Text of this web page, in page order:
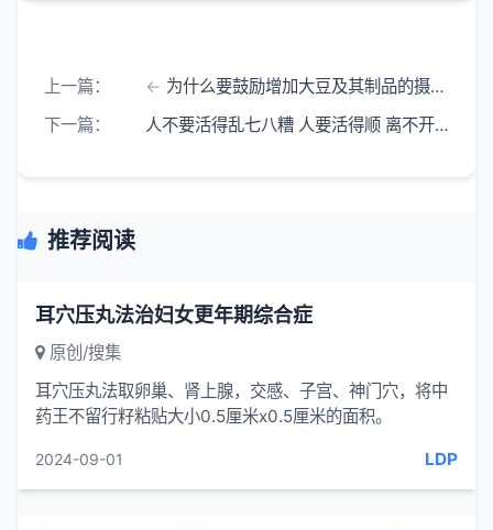
上一篇：
为什么要鼓励增加大豆及其制品的摄入 为什么喝豆浆必须煮透
下一篇：
人不要活得乱七八糟 人要活得顺 离不开天时 地利
推荐阅读
耳穴压丸法治妇女更年期综合症
原创/搜集
耳穴压丸法取卵巢、肾上腺，交感、子宫、神门穴，将中
药王不留行籽粘贴大小0.5厘米x0.5厘米的面积。
2024-09-01 LDP